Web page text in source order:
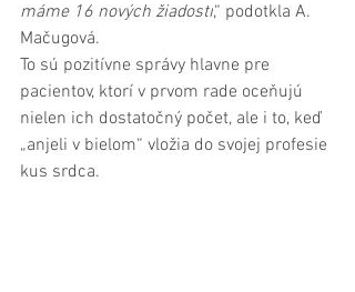
máme 16 nových žiadostí,“ podotkla A.
Mačugová.
To sú pozitívne správy hlavne pre
pacientov, ktorí v prvom rade oceňujú
nielen ich dostatočný počet, ale i to, keď
„anjeli v bielom“ vložia do svojej profesie
kus srdca.